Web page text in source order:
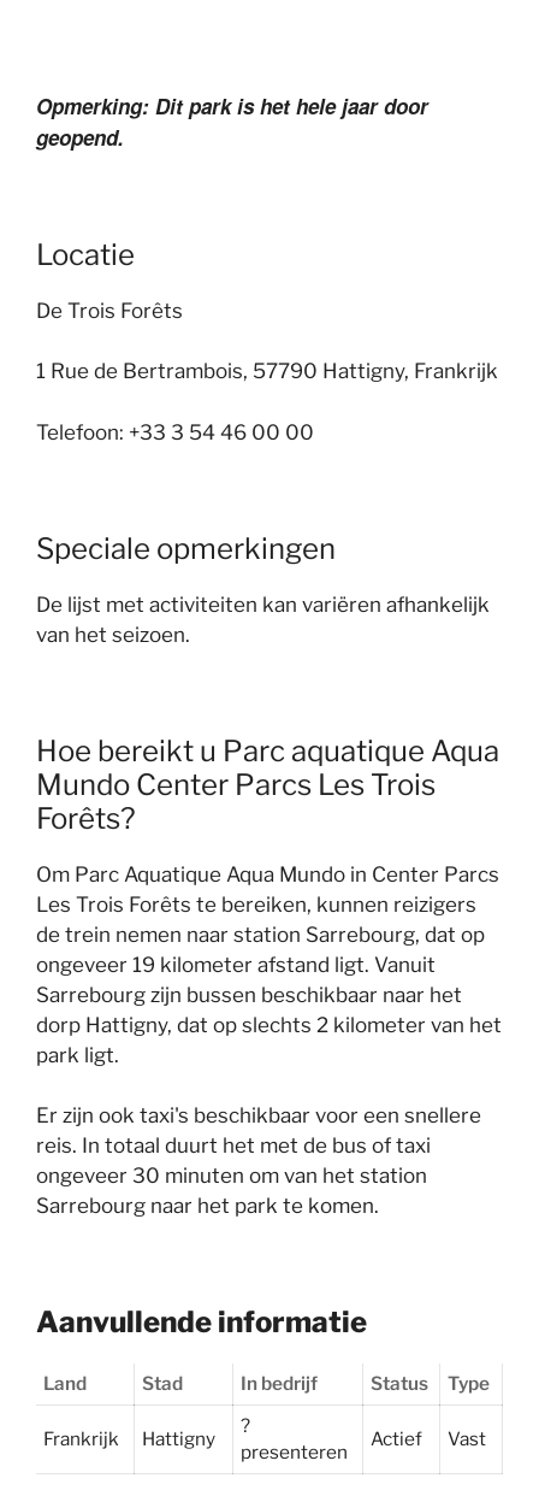
Opmerking: Dit park is het hele jaar door
geopend.
Locatie
De Trois Forêts
1 Rue de Bertrambois, 57790 Hattigny, Frankrijk
Telefoon: +33 3 54 46 00 00
Speciale opmerkingen
De lijst met activiteiten kan variëren afhankelijk
van het seizoen.
Hoe bereikt u Parc aquatique Aqua
Mundo Center Parcs Les Trois
Forêts?
Om Parc Aquatique Aqua Mundo in Center Parcs
Les Trois Forêts te bereiken, kunnen reizigers
de trein nemen naar station Sarrebourg, dat op
ongeveer 19 kilometer afstand ligt. Vanuit
Sarrebourg zijn bussen beschikbaar naar het
dorp Hattigny, dat op slechts 2 kilometer van het
park ligt.
Er zijn ook taxi's beschikbaar voor een snellere
reis. In totaal duurt het met de bus of taxi
ongeveer 30 minuten om van het station
Sarrebourg naar het park te komen.
Aanvullende informatie
Land Stad In bedrijf Status Type
Frankrijk Hattigny
?
presenteren
Actief Vast